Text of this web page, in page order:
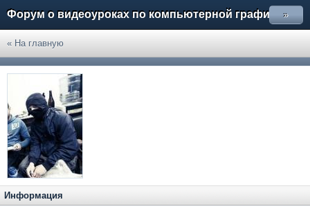
Форум о видеоуроках по компьютерной графике »
« На главную
Информация